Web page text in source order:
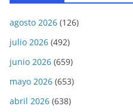
agosto 2026 (126)
julio 2026 (492)
junio 2026 (659)
mayo 2026 (653)
abril 2026 (638)